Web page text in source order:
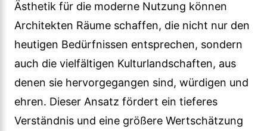
Ästhetik für die moderne Nutzung können
Architekten Räume schaffen, die nicht nur den
heutigen Bedürfnissen entsprechen, sondern
auch die vielfältigen Kulturlandschaften, aus
denen sie hervorgegangen sind, würdigen und
ehren. Dieser Ansatz fördert ein tieferes
Verständnis und eine größere Wertschätzung